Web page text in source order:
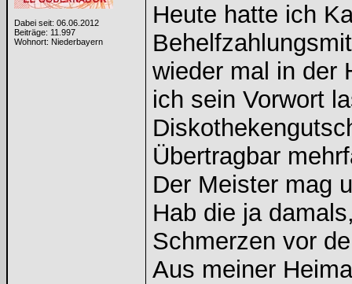
Dabei seit: 06.06.2012
Beiträge: 11.997
Wohnort: Niederbayern
Heute hatte ich
wieder mal in der
ich sein Vorwort
Übertragbar
Der Meister mag
Hab die ja
Schmerzen vor
Aus meiner